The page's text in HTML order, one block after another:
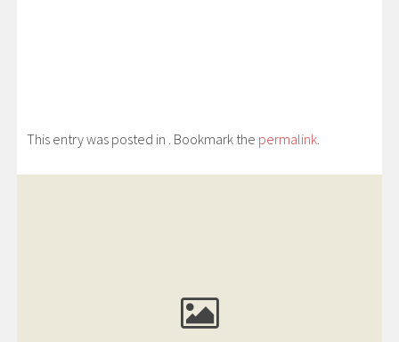
This entry was posted in . Bookmark the permalink